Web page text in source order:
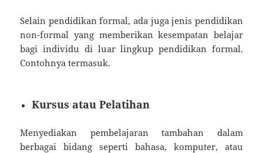
Selain pendidikan formal, ada juga jenis pendidikan
non-formal yang memberikan kesempatan belajar
bagi individu di luar lingkup pendidikan formal.
Contohnya termasuk.
Kursus atau Pelatihan
Menyediakan pembelajaran tambahan dalam
berbagai bidang seperti bahasa, komputer, atau